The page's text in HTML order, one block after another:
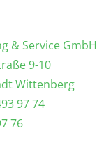
& Service GmbH
9-10
Wittenberg
97 74
76